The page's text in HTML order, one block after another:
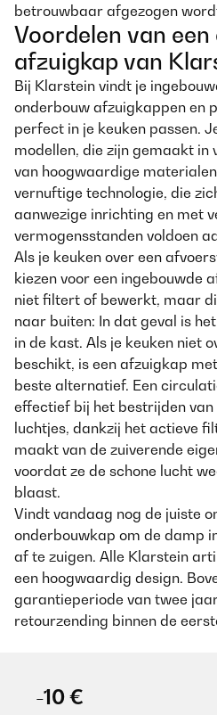
betrouwbaar afgezogen
Voordelen van
afzuigkap van
Bij Klarstein vindt je
onderbouw afzuigkappen en
perfect in je keuken passen.
modellen, die zijn gemaakt in
van hoogwaardige
vernuftige technologie, die
aanwezige inrichting en met
vermogensstanden voldoen
Als je keuken over een
kiezen voor een ingebouwde
niet filtert of bewerkt, maar
naar buiten: In dat geval is
in de kast. Als je keuken niet
beschikt, is een afzuigkap
beste alternatief. Een
effectief bij het bestrijden
luchtjes, dankzij het actieve
maakt van de zuiverende
voordat ze de schone lucht
blaast.
Vindt vandaag nog de juiste
onderbouwkap om de damp
af te zuigen. Alle Klarstein
een hoogwaardig design.
garantieperiode van twee
retourzending binnen de
-10 €